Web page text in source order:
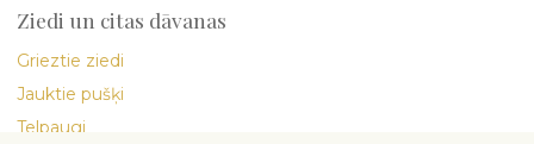
Ziedi un citas dāvanas
Grieztie ziedi
Jauktie pušķi
Telpaugi